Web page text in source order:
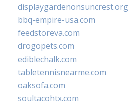
displaygardenonsuncrest.org
bbq-empire-usa.com
feedstoreva.com
drogopets.com
ediblechalk.com
tabletennisnearme.com
oaksofa.com
soultacohtx.com